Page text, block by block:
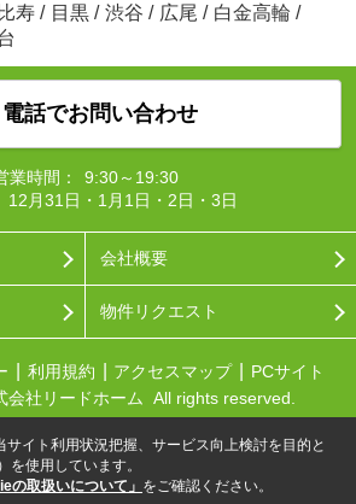
寿 / 目黒 / 渋谷 / 広尾 / 白金高輪 /
電話でお問い合わせ
業時間：
9:30～19:30
12月31日・1月1日・2日・3日
会社概要
物件リクエスト
利用規約 アクセスマップ
PCサイト
会社リードホーム All rights reserved.
サイト利用状況把握、サービス向上検討を目的と
を使用しています。
の取扱いについて」 をご確認ください。